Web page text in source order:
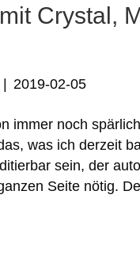
Crystal,
2019-02-05
immer noch
was ich derzeit
sein, der
Seite nötig.